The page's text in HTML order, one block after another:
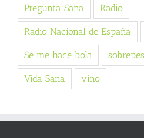
Pregunta Sana Radio
Radio Nacional de España
Se me hace bola
Vida Sana vino